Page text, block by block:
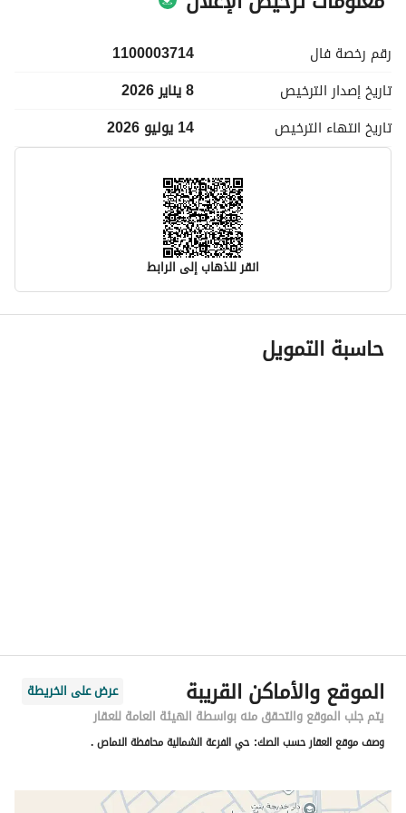
رقم رخصة فال
1100003714
تاريخ إصدار الترخيص
8 يناير 2026
تاريخ انتهاء الترخيص 14 يوليو 2026
انقر للذهاب إلى الرابط
معلومات مسؤول الإعلان
اسم المسؤول
رقم المبنى
6762
الرقم الاضافي
3699
خط العرض
19.15557626824254
حاسبة التمويل
الموقع والأماكن القريبة
عرض على الخريطة
يتم جلب الموقع والتحقق منه بواسطة الهيئة العامة للعقار
وصف موقع العقار حسب الصك: حي الفرعة الشمالية محافظة النماص .